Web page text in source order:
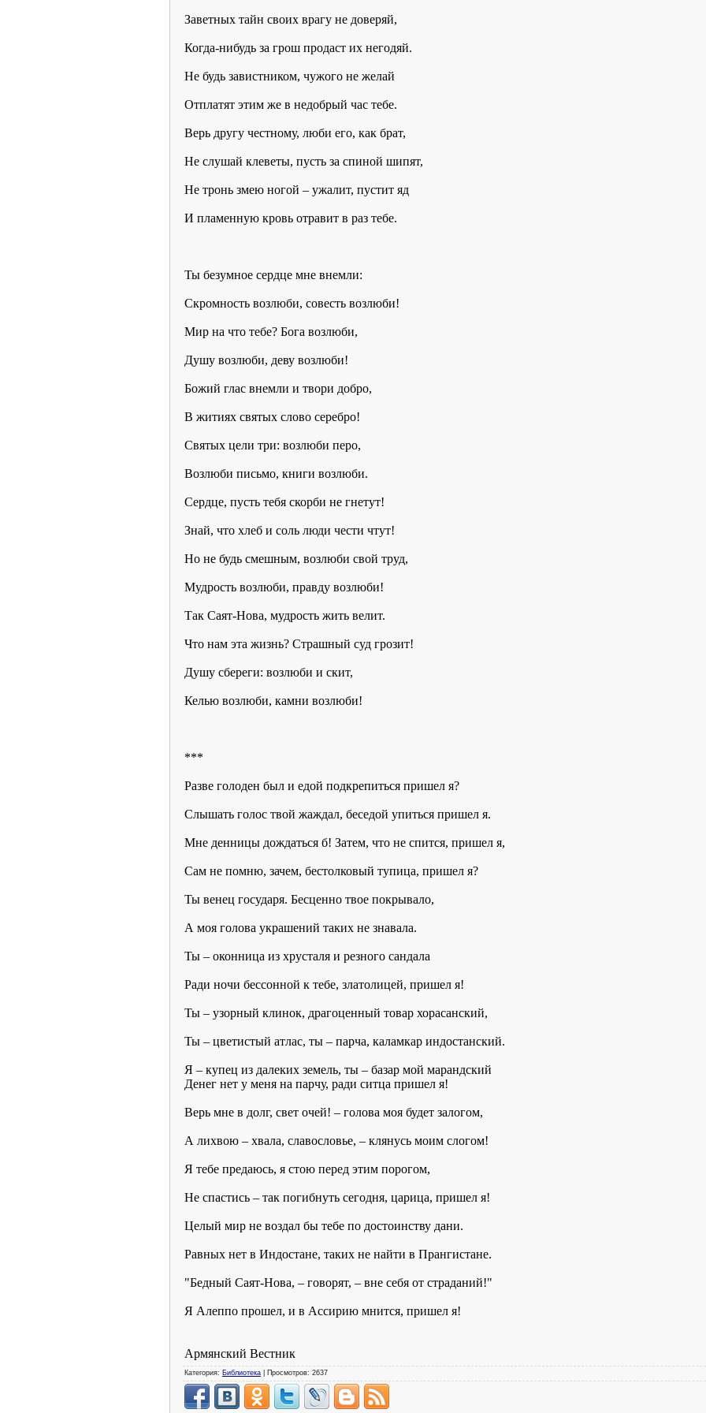
Заветных тайн своих врагу не доверяй,
Когда-нибудь за грош продаст их негодяй.
Не будь завистником, чужого не желай
Отплатят этим же в недобрый час тебе.
Верь другу честному, люби его, как брат,
Не слушай клеветы, пусть за спиной шипят,
Не тронь змею ногой – ужалит, пустит яд
И пламенную кровь отравит в раз тебе.
Ты безумное сердце мне внемли:
Скромность возлюби, совесть возлюби!
Мир на что тебе? Бога возлюби,
Душу возлюби, деву возлюби!
Божий глас внемли и твори добро,
В житиях святых слово серебро!
Святых цели три: возлюби перо,
Возлюби письмо, книги возлюби.
Сердце, пусть тебя скорби не гнетут!
Знай, что хлеб и соль люди чести чтут!
Но не будь смешным, возлюби свой труд,
Мудрость возлюби, правду возлюби!
Так Саят-Нова, мудрость жить велит.
Что нам эта жизнь? Страшный суд грозит!
Душу сбереги: возлюби и скит,
Келью возлюби, камни возлюби!
***
Разве голоден был и едой подкрепиться пришел я?
Слышать голос твой жаждал, беседой упиться пришел я.
Мне денницы дождаться б! Затем, что не спится, пришел я,
Сам не помню, зачем, бестолковый тупица, пришел я?
Ты венец государя. Бесценно твое покрывало,
А моя голова украшений таких не знавала.
Ты – оконница из хрусталя и резного сандала
Ради ночи бессонной к тебе, златолицей, пришел я!
Ты – узорный клинок, драгоценный товар хорасанский,
Ты – цветистый атлас, ты – парча, каламкар индостанский.
Я – купец из далеких земель, ты – базар мой марандский
Денег нет у меня на парчу, ради ситца пришел я!
Верь мне в долг, свет очей! – голова моя будет залогом,
А лихвою – хвала, славословье, – клянусь моим слогом!
Я тебе предаюсь, я стою перед этим порогом,
Не спастись – так погибнуть сегодня, царица, пришел я!
Целый мир не воздал бы тебе по достоинству дани.
Равных нет в Индостане, таких не найти в Прангистане.
"Бедный Саят-Нова, – говорят, – вне себя от страданий!"
Я Алеппо прошел, и в Ассирию мнится, пришел я!
Армянский Вестник
Категория: Библиотека | Просмотров: 2637